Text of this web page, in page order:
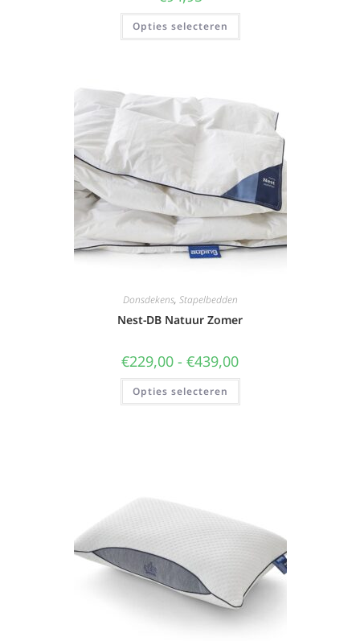
Opties selecteren
Donsdekens, Stapelbedden
Nest-DB Natuur Zomer
€229,00 - €439,00
Opties selecteren